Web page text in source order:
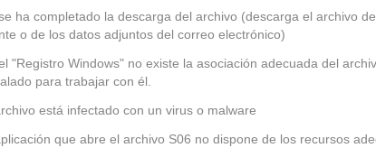
ha completado la descarga del archivo (descarga el archivo
o de los datos adjuntos del correo electrónico)
"Registro Windows" no existe la asociación adecuada del
para trabajar con él.
está infectado con un virus o malware
que abre el archivo S06 no dispone de los recursos